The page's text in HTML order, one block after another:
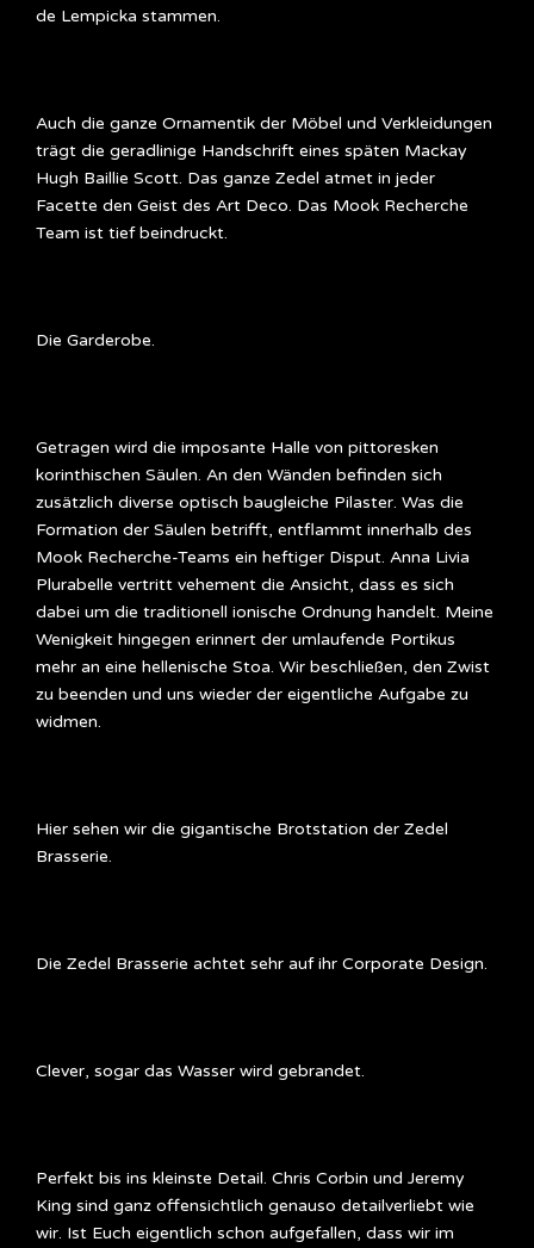
de Lempicka stammen.
Auch die ganze Ornamentik der Möbel und Verkleidungen
trägt die geradlinige Handschrift eines späten Mackay
Hugh Baillie Scott. Das ganze Zedel atmet in jeder
Facette den Geist des Art Deco. Das Mook Recherche
Team ist tief beindruckt.
Die Garderobe.
Getragen wird die imposante Halle von pittoresken
korinthischen Säulen. An den Wänden befinden sich
zusätzlich diverse optisch baugleiche Pilaster. Was die
Formation der Säulen betrifft, entflammt innerhalb des
Mook Recherche-Teams ein heftiger Disput. Anna Livia
Plurabelle vertritt vehement die Ansicht, dass es sich
dabei um die traditionell ionische Ordnung handelt. Meine
Wenigkeit hingegen erinnert der umlaufende Portikus
mehr an eine hellenische Stoa. Wir beschließen, den Zwist
zu beenden und uns wieder der eigentliche Aufgabe zu
widmen.
Hier sehen wir die gigantische Brotstation der Zedel
Brasserie.
Die Zedel Brasserie achtet sehr auf ihr Corporate Design.
Clever, sogar das Wasser wird gebrandet.
Perfekt bis ins kleinste Detail. Chris Corbin und Jeremy
King sind ganz offensichtlich genauso detailverliebt wie
wir. Ist Euch eigentlich schon aufgefallen, dass wir im